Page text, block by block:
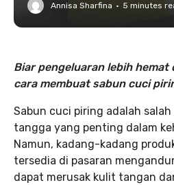
Annisa Sharfina · 5 minutes
Biar pengeluaran lebih hemat
cara membuat sabun cuci
Sabun cuci piring adalah
tangga yang penting dalam
Namun, kadang-kadang
tersedia di pasaran
dapat merusak kulit tangan